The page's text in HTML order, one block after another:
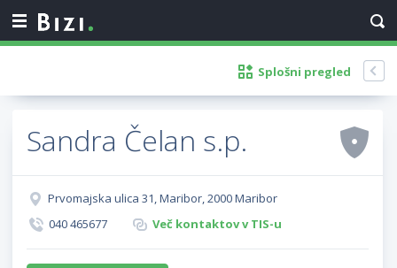
Splošni pregled
Sandra Čelan s.p.
Prvomajska ulica 31, Maribor, 2000 Maribor
040 465677
Več kontaktov v TIS-u